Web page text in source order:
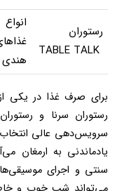
رستوران
انواع
هندی
برای صرف غذا در یکی
رستوران سرنا و
سرویس‌دهی عالی
یادماندنی به ارمغان
سنتی و اجرای